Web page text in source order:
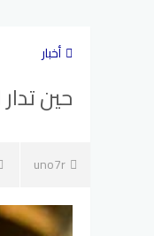
أخبار
حين
uno7r